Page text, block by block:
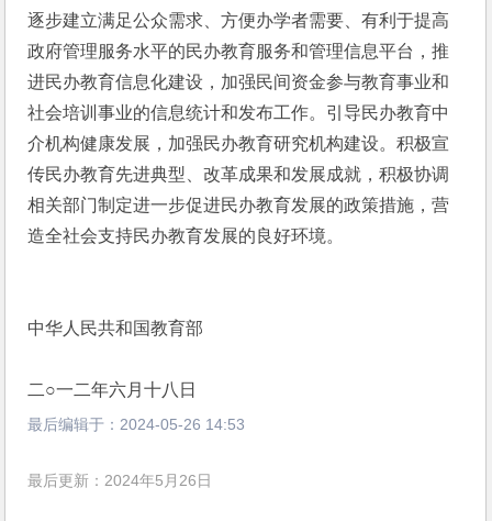
逐步建立满足公众需求、方便办学者需要、有利于提高
政府管理服务水平的民办教育服务和管理信息平台，推
进民办教育信息化建设，加强民间资金参与教育事业和
社会培训事业的信息统计和发布工作。引导民办教育中
介机构健康发展，加强民办教育研究机构建设。积极宣
传民办教育先进典型、改革成果和发展成就，积极协调
相关部门制定进一步促进民办教育发展的政策措施，营
造全社会支持民办教育发展的良好环境。
中华人民共和国教育部
二○一二年六月十八日
最后编辑于： 2024-05-26 14:53
最后更新：2024年5月26日